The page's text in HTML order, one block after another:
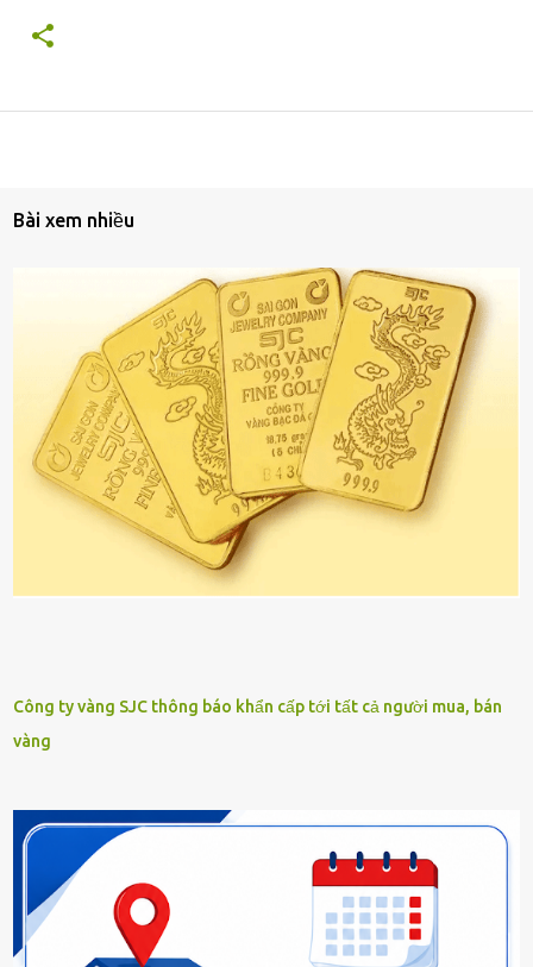
Bài xem nhiều
Công ty vàng SJC thông báo khẩn cấp tới tất cả người mua, bán
vàng